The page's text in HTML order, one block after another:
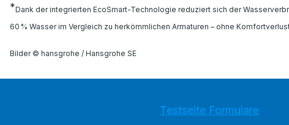
*Dank der integrierten EcoSmart-Technologie reduziert sich der
60 % Wasser im Vergleich zu herkömmlichen Armaturen – ohne
Bilder © hansgrohe / Hansgrohe SE
Testseite Formulare